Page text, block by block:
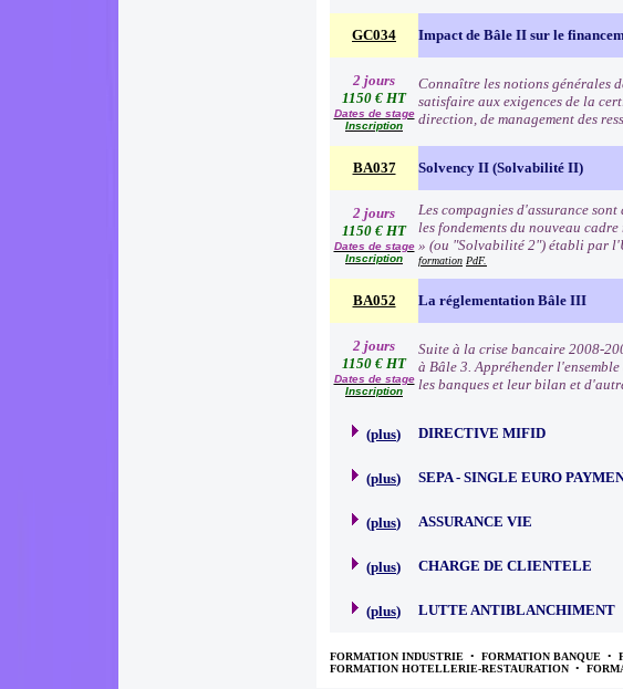
GC034 Impact de Bâle II sur le
2 jours
1150 € HT
Dates de stage
Inscription
Connaître les notions générales
satisfaire aux exigences de la
direction, de management des
BA037 Solvency II (Solvabilité II)
2 jours
1150 € HT
Dates de stage
Inscription
Les compagnies d'assurance
les fondements du nouveau
» (ou "Solvabilité 2") établi par
formation PdF.
BA052 La réglementation Bâle III
2 jours
1150 € HT
Dates de stage
Inscription
Suite à la crise bancaire 2008-
à Bâle 3. Appréhender
les banques et leur bilan et
(plus) DIRECTIVE MIFID
(plus) SEPA - SINGLE EURO
(plus) ASSURANCE VIE
(plus) CHARGE DE CLIENTELE
(plus) LUTTE ANTIBLANCHIMENT
FORMATION INDUSTRIE • FORMATION BANQUE •
FORMATION HOTELLERIE-RESTAURATION •